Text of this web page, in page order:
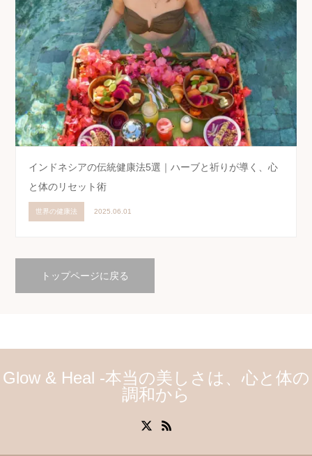
インドネシアの伝統健康法5選｜ハーブと祈りが導く、心
と体のリセット術
世界の健康法 2025.06.01
トップページに戻る
Glow & Heal -本当の美しさは、心と体の
調和から